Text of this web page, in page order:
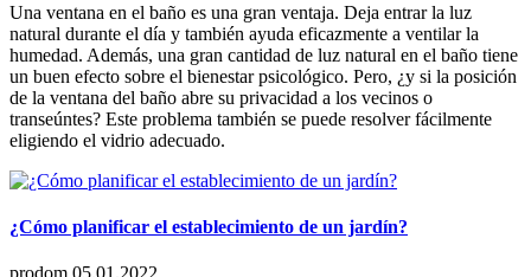
Una ventana en el baño es una gran ventaja. Deja entrar la luz
natural durante el día y también ayuda eficazmente a ventilar la
humedad. Además, una gran cantidad de luz natural en el baño tiene
un buen efecto sobre el bienestar psicológico. Pero, ¿y si la posición
de la ventana del baño abre su privacidad a los vecinos o
transeúntes? Este problema también se puede resolver fácilmente
eligiendo el vidrio adecuado.
¿Cómo planificar el establecimiento de un jardín?